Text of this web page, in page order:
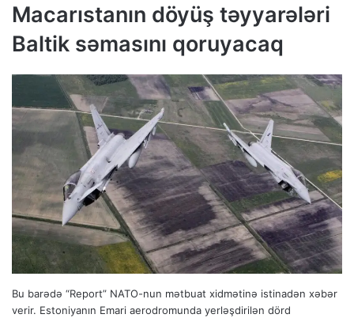
Macarıstanın döyüş təyyarələri
Baltik səmasını qoruyacaq
Bu barədə “Report” NATO-nun mətbuat xidmətinə istinadən xəbər
verir. Estoniyanın Emari aerodromunda yerləşdirilən dörd